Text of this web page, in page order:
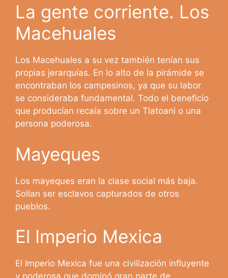
La gente corriente. Los
Macehuales
Los Macehuales a su vez también tenían sus
propias jerarquías. En lo alto de la pirámide se
encontraban los campesinos, ya que su labor
se consideraba fundamental. Todo el beneficio
que producían recaía sobre un Tlatoani o una
persona poderosa.
Mayeques
Los mayeques eran la clase social más baja.
Solían ser esclavos capturados de otros
pueblos.
El Imperio Mexica
El Imperio Mexica fue una civilización influyente